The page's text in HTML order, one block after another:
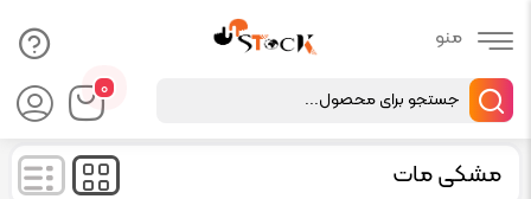
۰
Products
search
مشکی مات